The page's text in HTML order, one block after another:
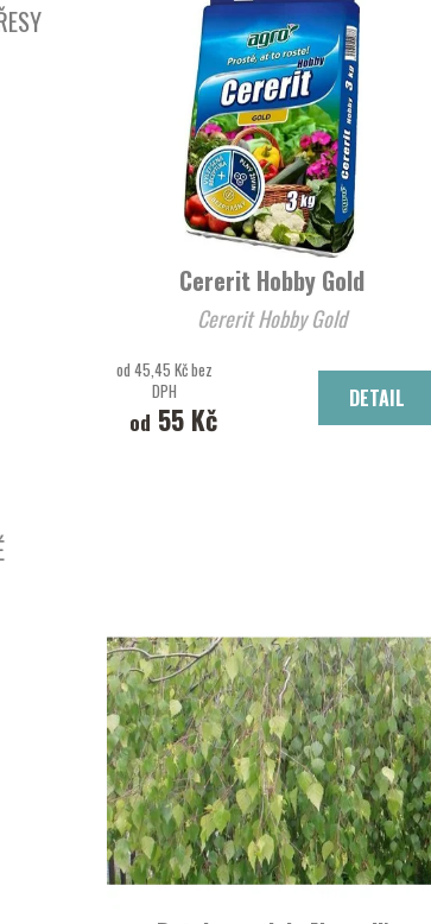
Cererit Hobby Gold
Cererit Hobby Gold
od 45,45 Kč bez
DPH
od 55 Kč
DETAIL